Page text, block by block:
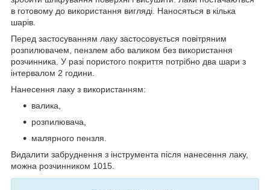
в готовому до використання вигляді. Наносяться в кілька
шарів.
Перед застосуванням лаку застосовується повітряним
розпилювачем, пензлем або валиком без використання
розчинника. У разі пористого покриття потрібно два шари з
інтервалом 2 години.
Нанесення лаку з використанням:
валика,
розпилювача,
малярного пензля.
Видалити забруднення з інструмента після нанесення лаку,
можна розчинником 1015.